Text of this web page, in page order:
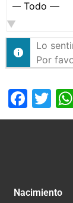
Mostrar:
Lo
Por
Nacimiento